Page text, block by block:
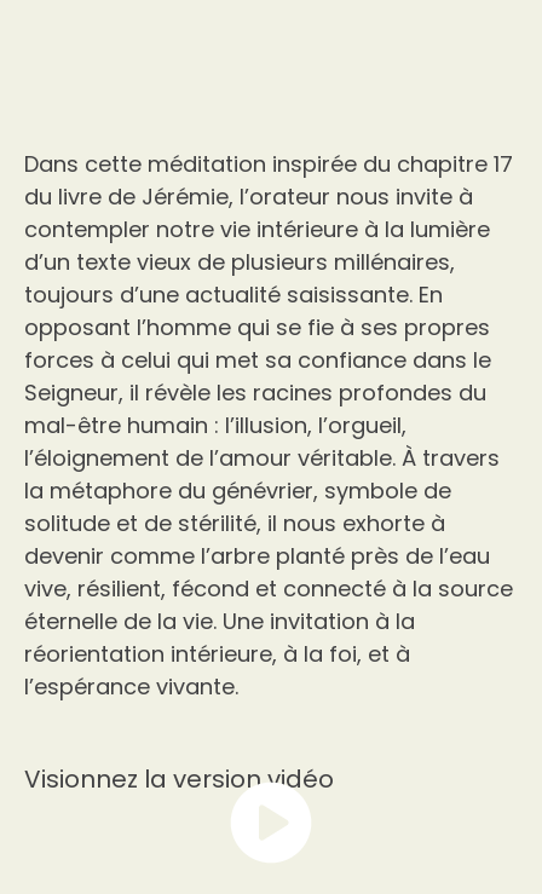
Dans cette méditation inspirée du chapitre 17
du livre de Jérémie, l’orateur nous invite à
contempler notre vie intérieure à la lumière
d’un texte vieux de plusieurs millénaires,
toujours d’une actualité saisissante. En
opposant l’homme qui se fie à ses propres
forces à celui qui met sa confiance dans le
Seigneur, il révèle les racines profondes du
mal-être humain : l’illusion, l’orgueil,
l’éloignement de l’amour véritable. À travers
la métaphore du génévrier, symbole de
solitude et de stérilité, il nous exhorte à
devenir comme l’arbre planté près de l’eau
vive, résilient, fécond et connecté à la source
éternelle de la vie. Une invitation à la
réorientation intérieure, à la foi, et à
l’espérance vivante.
Visionnez la version vidéo